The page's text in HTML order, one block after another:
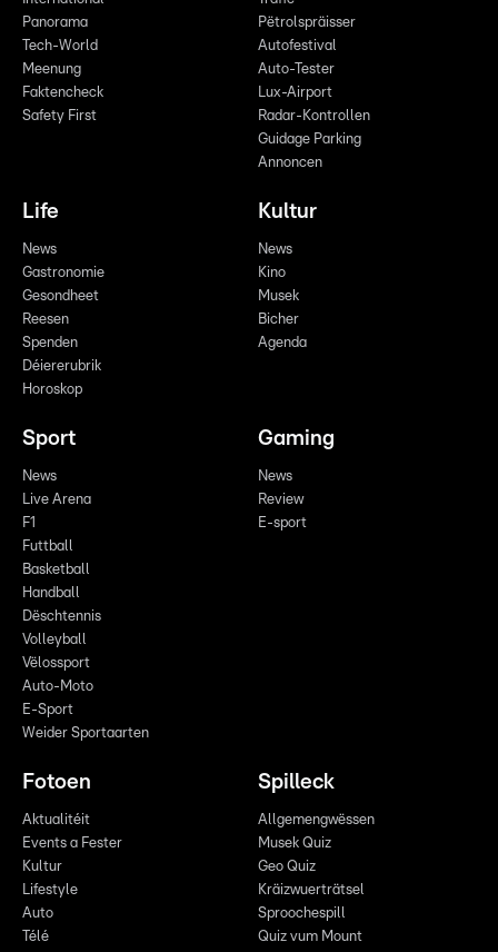
Panorama
Tech-World
Meenung
Faktencheck
Safety First
Pëtrolspräisser
Autofestival
Auto-Tester
Lux-Airport
Radar-Kontrollen
Guidage Parking
Annoncen
Life
News
Gastronomie
Gesondheet
Reesen
Spenden
Déiererubrik
Horoskop
Kultur
News
Kino
Musek
Bicher
Agenda
Sport
News
Live Arena
F1
Futtball
Basketball
Handball
Dëschtennis
Volleyball
Vëlossport
Auto-Moto
E-Sport
Weider Sportaarten
Gaming
News
Review
E-sport
Fotoen
Aktualitéit
Events a Fester
Kultur
Lifestyle
Auto
Télé
Spilleck
Allgemengwëssen
Musek Quiz
Geo Quiz
Kräizwuerträtsel
Sproochespill
Quiz vum Mount